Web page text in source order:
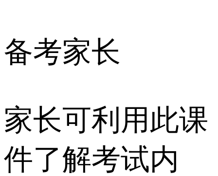
备考家长
家长可利用此课
件了解考试内